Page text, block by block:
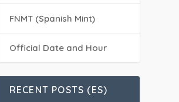
FNMT (Spanish Mint)
Official Date and Hour
RECENT POSTS (ES)